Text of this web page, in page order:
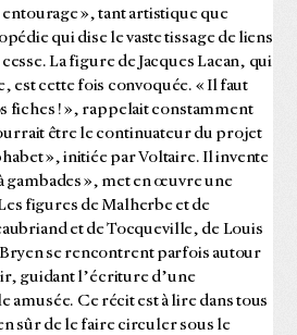
», tant artistique que
qui dise le vaste tissage de liens
La figure de Jacques Lacan, qui
est cette fois convoquée. « Il faut
fiches ! », rappelait constamment
être le continuateur du projet
», initiée par Voltaire. Il invente
gambades », met en œuvre une
figures de Malherbe et de
et de Tocqueville, de Louis
se rencontrent parfois autour
guidant l’écriture d’une
Ce récit est à lire dans tous
sûr de le faire circuler sous le